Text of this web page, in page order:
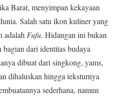
Barat, menyimpan kekayaan
Salah satu ikon kuliner yang
adalah Fufu. Hidangan ini bukan
dari identitas budaya
dibuat dari singkong, yams,
dihaluskan hingga teksturnya
sederhana, namun